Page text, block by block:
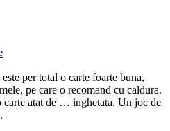
per total o carte foarte buna,
pe care o recomand cu caldura.
carte atat de … inghetata. Un joc de